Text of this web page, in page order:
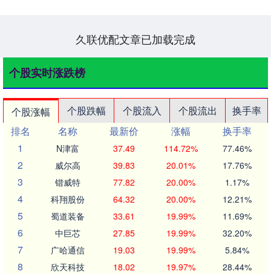
久联优配文章已加载完成
个股实时涨跌榜
个股涨幅 个股跌幅 个股流入 个股流出
换手率
排名
名称 最新价 涨幅
换手率
1
N津富 37.49 114.72% 77.46%
2 威尔高 39.83 20.01% 17.76%
3 锴威特 77.82 20.00% 1.17%
4 科翔股份 64.32 20.00% 12.21%
5 蜀道装备 33.61 19.99% 11.69%
6 中巨芯 27.85 19.99% 32.20%
7 广哈通信 19.03 19.99% 5.84%
8 欣天科技 18.02 19.97% 28.44%